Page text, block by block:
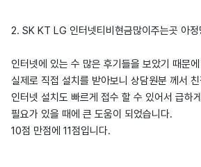
2. SK KT LG 인터넷티비현금많이주는곳 아정
인터넷에 있는 수 많은 후기들을 보았기 때문
실제로 직접 설치를 받아보니 상담원분 께서
인터넷 설치도 빠르게 접수 할 수 있어서 급하
필요가 있을 때에 큰 도움이 되었습니다.
10점 만점에 11점입니다.